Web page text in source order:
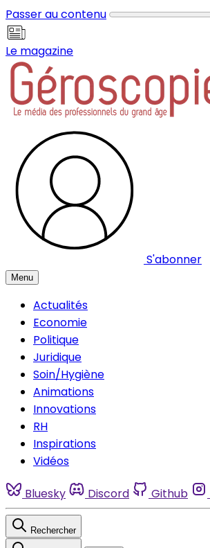
Passer au contenu
Le magazine
S'abonner
Menu
Actualités
Economie
Politique
Juridique
Soin/Hygiène
Animations
Innovations
RH
Inspirations
Vidéos
Bluesky Discord Github
Rechercher
Panneau de gestion des cookies